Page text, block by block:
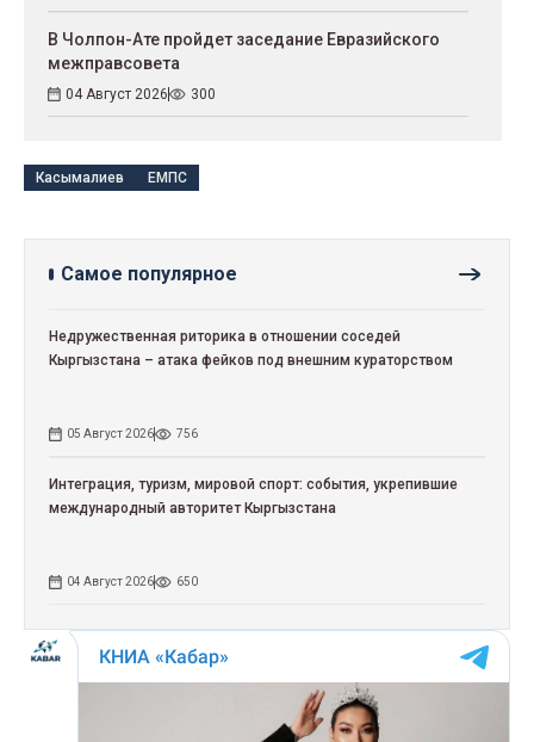
В Чолпон-Ате пройдет заседание Евразийского
межправсовета
04 Август 2026 300
Касымалиев ЕМПС
Самое популярное
Недружественная риторика в отношении соседей
Кыргызстана – атака фейков под внешним кураторством
05 Август 2026 756
Интеграция, туризм, мировой спорт: события, укрепившие
международный авторитет Кыргызстана
04 Август 2026 650